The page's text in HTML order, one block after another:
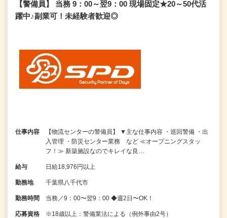
【警備員】 当務 9：00～翌9：00 現場固定★20～50代活
躍中♪副業可！未経験者歓迎◎
仕事内容
【物流センターの警備員】 ▼主な仕事内容 ・巡回警備 ・出
入管理 ・防災センター業務 など ≪オープニングスタッ
フ！≫ 新築施設なのでキレイな良…
給与 日給18,976円以上
勤務地 千葉県八千代市
勤務時間 当務／9：00〜翌9：00 ◆週2日〜OK！
応募資格 ※18歳以上：警備業法による（例外事由2号）